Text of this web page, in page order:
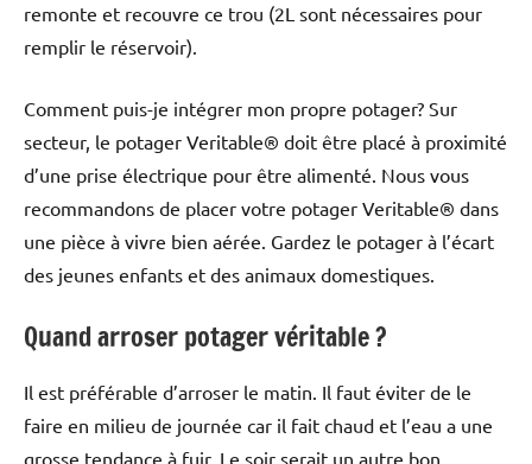
remonte et recouvre ce trou (2L sont nécessaires pour
remplir le réservoir).
Comment puis-je intégrer mon propre potager? Sur
secteur, le potager Veritable® doit être placé à proximité
d’une prise électrique pour être alimenté. Nous vous
recommandons de placer votre potager Veritable® dans
une pièce à vivre bien aérée. Gardez le potager à l’écart
des jeunes enfants et des animaux domestiques.
Quand arroser potager véritable ?
Il est préférable d’arroser le matin. Il faut éviter de le
faire en milieu de journée car il fait chaud et l’eau a une
grosse tendance à fuir. Le soir serait un autre bon